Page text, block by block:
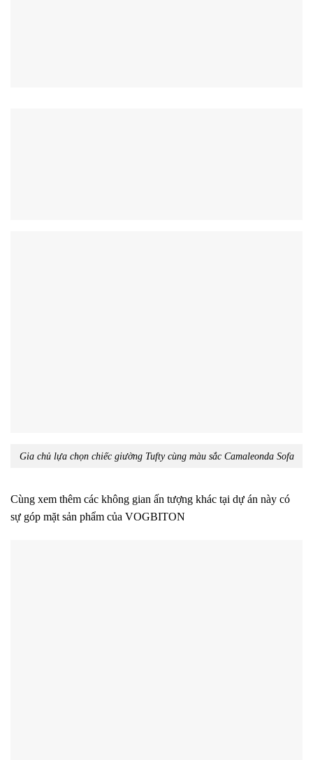
Gia chủ lựa chọn chiếc giường Tufty cùng màu sắc Camaleonda Sofa
Cùng xem thêm các không gian ấn tượng khác tại dự án này có
sự góp mặt sản phẩm của VOGBITON